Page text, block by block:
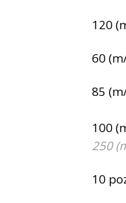
120
60
85
100
250
10